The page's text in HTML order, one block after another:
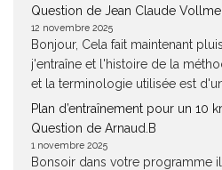
Question de Jean Claude
12 novembre 2025
Bonjour, Cela fait maintenant
j'entraîne et l'histoire de la
et la terminologie utilisée est
Plan d’entraînement pour un 10
Question de Arnaud.B
1 novembre 2025
Bonsoir dans votre programme